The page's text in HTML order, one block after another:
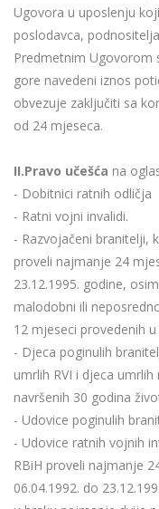
Ugovora u uposlenju
poslodavca,
Predmetnim Ugovorom
gore navedeni iznos
obvezuje zaključiti sa
od 24 mjeseca.
II.Pravo učešća na
- Dobitnici ratnih odličja
- Ratni vojni invalidi.
- Razvojačeni branitelji,
proveli najmanje 24
23.12.1995. godine,
malodobni ili
12 mjeseci provedenih u
- Djeca poginulih
umrlih RVI i djeca
navršenih 30 godina
- Udovice poginulih
- Udovice ratnih vojnih
RBiH proveli najmanje
06.04.1992. do